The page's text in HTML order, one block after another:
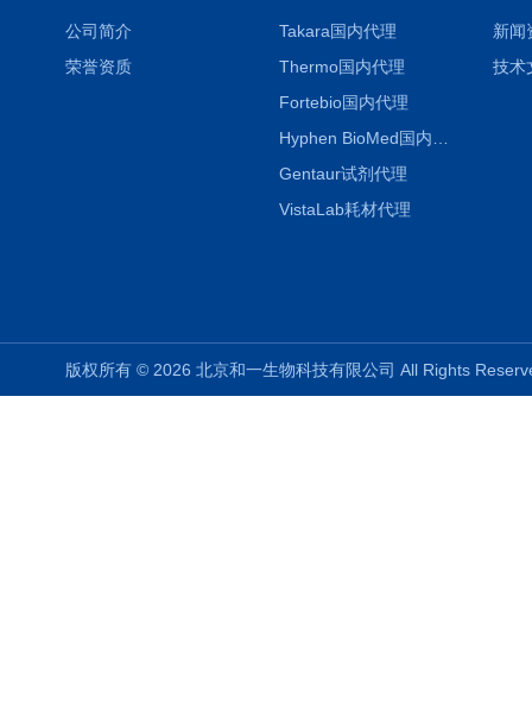
公司简介
荣誉资质
Takara国内代理
Thermo国内代理
Fortebio国内代理
Gentaur试剂代理
VistaLab耗材代理
新闻
技术
版权所有 © 2026 北京和一生物科技有限公司 All Rights